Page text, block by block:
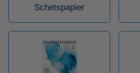
Schetspapier